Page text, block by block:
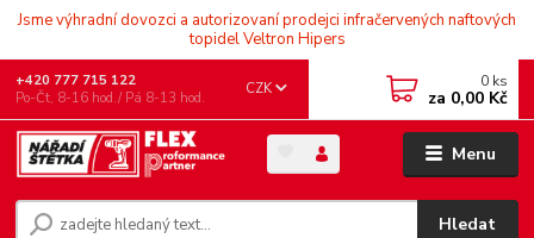
Jsme výhradní dovozci a autorizovaní prodejci infračervených naftových
topidel Veltron Hipers
Menu
CZK
Hledat
+420 777 715 122
Po-Čt, 8-16 hod./ Pá 8-13 hod.
0 ks
za 0,00 Kč